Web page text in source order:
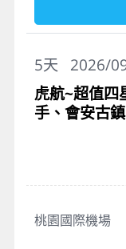
2026/
5天
虎航~超值四
手、會安古
桃園國際機場